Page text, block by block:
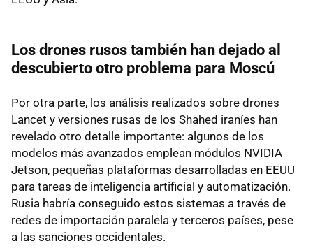
Los drones rusos también han dejado al
descubierto otro problema para Moscú
Por otra parte, los análisis realizados sobre drones
Lancet y versiones rusas de los Shahed iraníes han
revelado otro detalle importante: algunos de los
modelos más avanzados emplean módulos NVIDIA
Jetson, pequeñas plataformas desarrolladas en EEUU
para tareas de inteligencia artificial y automatización.
Rusia habría conseguido estos sistemas a través de
redes de importación paralela y terceros países, pese
a las sanciones occidentales.